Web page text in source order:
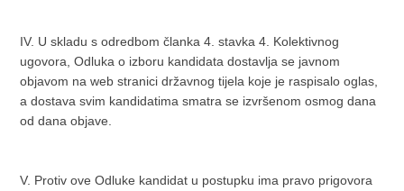
IV. U skladu s odredbom članka 4. stavka 4. Kolektivnog
ugovora, Odluka o izboru kandidata dostavlja se javnom
objavom na web stranici državnog tijela koje je raspisalo oglas,
a dostava svim kandidatima smatra se izvršenom osmog dana
od dana objave.
V. Protiv ove Odluke kandidat u postupku ima pravo prigovora